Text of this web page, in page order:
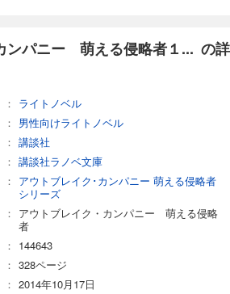
ンパニー 萌える侵略者１... の詳
ライトノベル
男性向けライトノベル
講談社
講談社ラノベ文庫
アウトブレイク･カンパニー 萌える侵略者
シリーズ
アウトブレイク・カンパニー 萌える侵略
者
144643
328ページ
2014年10月17日